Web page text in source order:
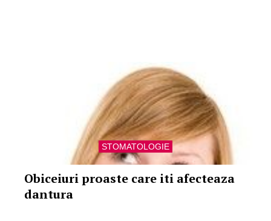
STOMATOLOGIE
Obiceiuri proaste care iti afecteaza
dantura